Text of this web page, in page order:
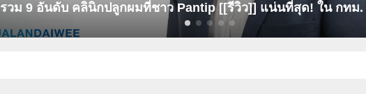
รวม 9 อันดับ คลินิกปลูกผมที่ชาว Pantip [[รีวิว]] แน่นที่สุด! ใน กทม.